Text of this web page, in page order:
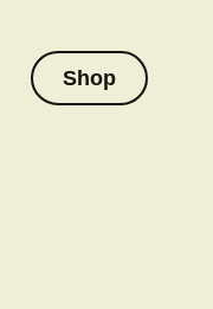
Shop